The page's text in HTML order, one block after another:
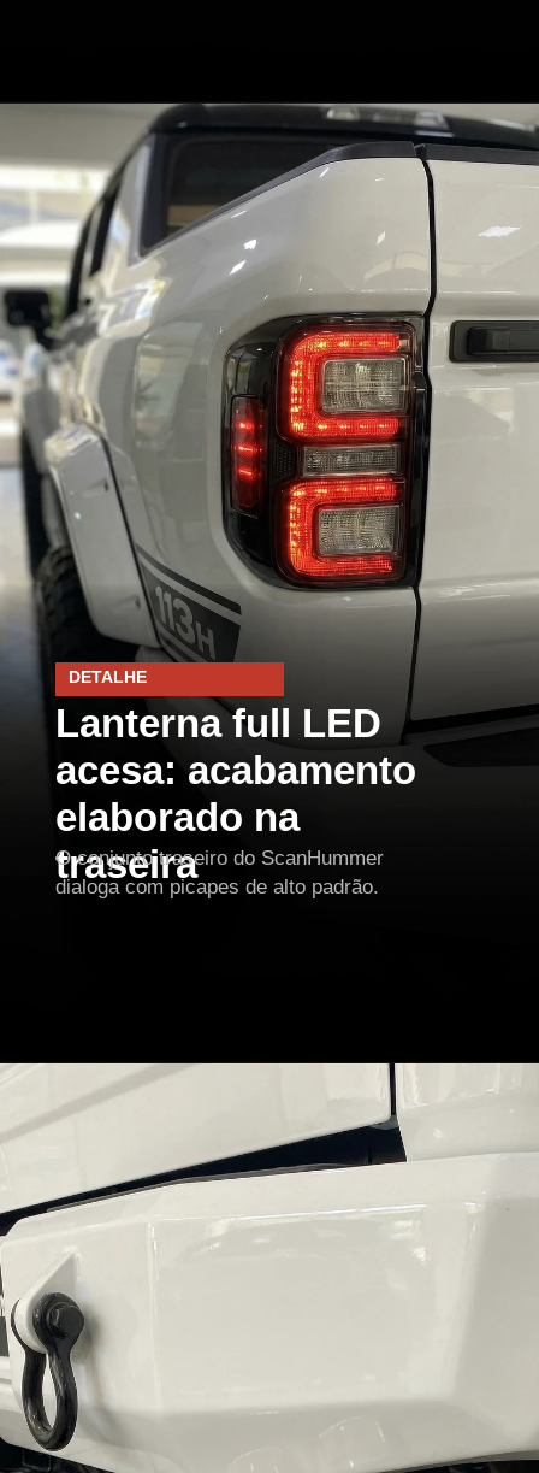
DETALHE
Lanterna full LED
acesa: acabamento
elaborado na
traseira
O conjunto traseiro do ScanHummer
dialoga com picapes de alto padrão.